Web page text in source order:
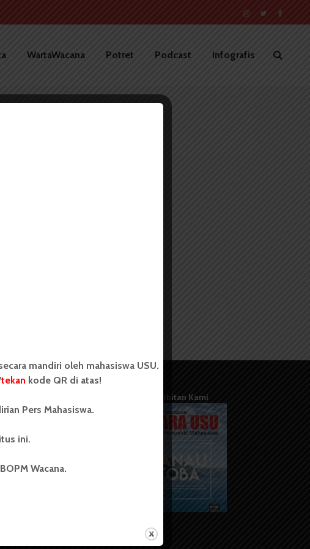
WartaWacana Potret Podcast Infografis
Terbitan Kami
mandiri oleh mahasiswa USU.
tekan kode QR di atas!
Pers Mahasiswa.
ini.
Wacana.